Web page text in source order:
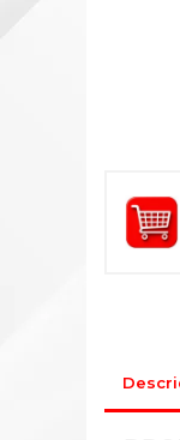
PERSONALIZATI
DISPOZITIVE DE
CADRE DE